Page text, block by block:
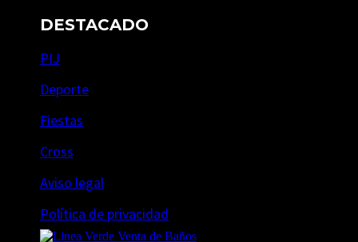
DESTACADO
PIJ
Deporte
Fiestas
Cross
Aviso legal
Política de privacidad